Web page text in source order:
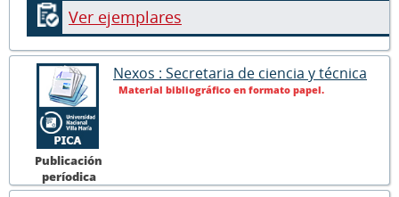
Ver ejemplares
Publicación
períodica
Nexos : Secretaria de ciencia y técnica
Material bibliográfico en formato papel.